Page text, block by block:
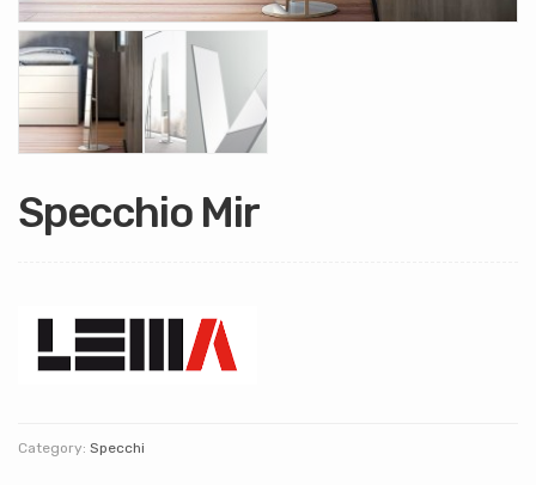
Specchio Mir
Category: Specchi